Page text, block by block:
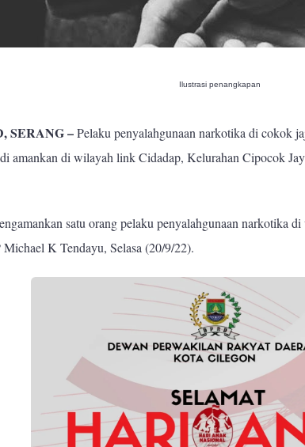
Ilustrasi penangkapan
SERANG –Pelaku penyalahgunaan narkotika di cokok
amankan di wilayah link Cidadap, Kelurahan Cipocok
satu orang pelaku penyalahgunaan narkotika
K Tendayu, Selasa (20/9/22).